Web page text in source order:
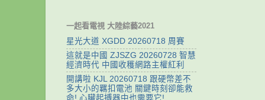
一起看電視 大陸綜藝2021
星光大道 XGDD 20260718 周賽
這就是中國 ZJSZG 20260728 智慧
經濟時代 中國收穫網路主權紅利
開講啦 KJL 20260718 跟硬幣差不
多大小的羈扣電池 關鍵時刻卻能救
命! 心臟起搏器中也需要它!